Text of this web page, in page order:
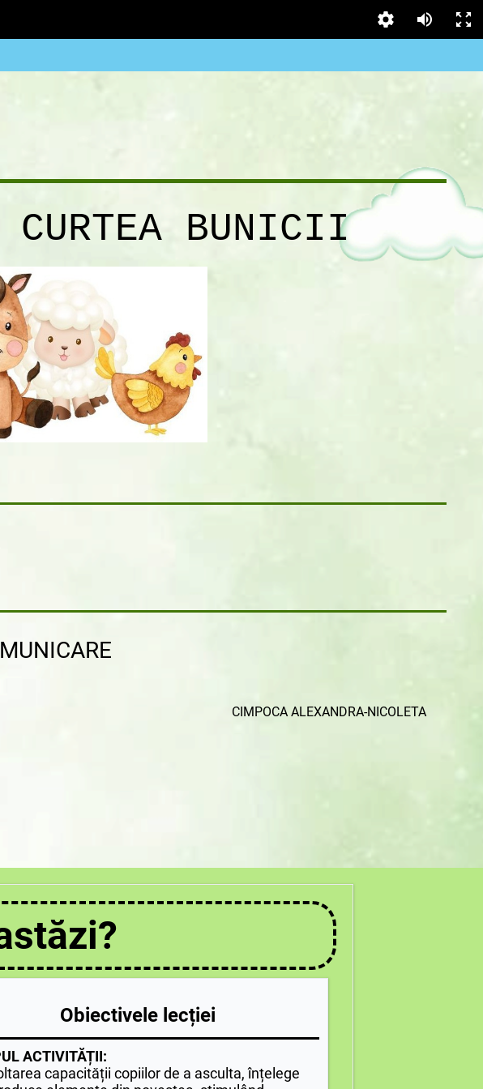
CURTEA BUNICII
CIMPOCA ALEXANDRA-NICOLETA
Obiectivele lecției
ACTIVITĂȚII:
capacității copiilor de a asculta, înțelege